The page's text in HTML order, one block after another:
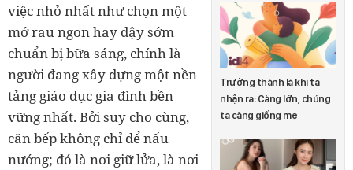
Trưởng thành là khi ta
nhận ra: Càng lớn, chúng
ta càng giống mẹ
việc nhỏ nhất như chọn một
mớ rau ngon hay dậy sớm
chuẩn bị bữa sáng, chính là
người đang xây dựng một nền
tảng giáo dục gia đình bền
vững nhất. Bởi suy cho cùng,
căn bếp không chỉ để nấu
nướng; đó là nơi giữ lửa, là nơi